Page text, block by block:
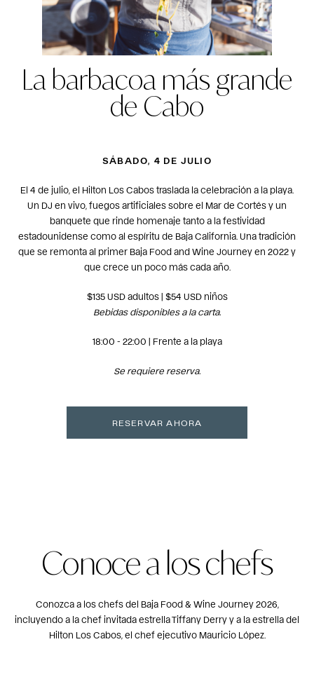
La barbacoa más grande
de Cabo
SÁBADO, 4 DE JULIO
El 4 de julio, el Hilton Los Cabos traslada la celebración a la playa.
Un DJ en vivo, fuegos artificiales sobre el Mar de Cortés y un
banquete que rinde homenaje tanto a la festividad
estadounidense como al espíritu de Baja California. Una tradición
que se remonta al primer Baja Food and Wine Journey en 2022 y
que crece un poco más cada año.
$135 USD adultos | $54 USD niños
Bebidas disponibles a la carta.
18:00 - 22:00 | Frente a la playa
Se requiere reserva.
RESERVAR AHORA
Conoce a los chefs
Conozca a los chefs del Baja Food & Wine Journey 2026,
incluyendo a la chef invitada estrella Tiffany Derry y a la estrella del
Hilton Los Cabos, el chef ejecutivo Mauricio López.